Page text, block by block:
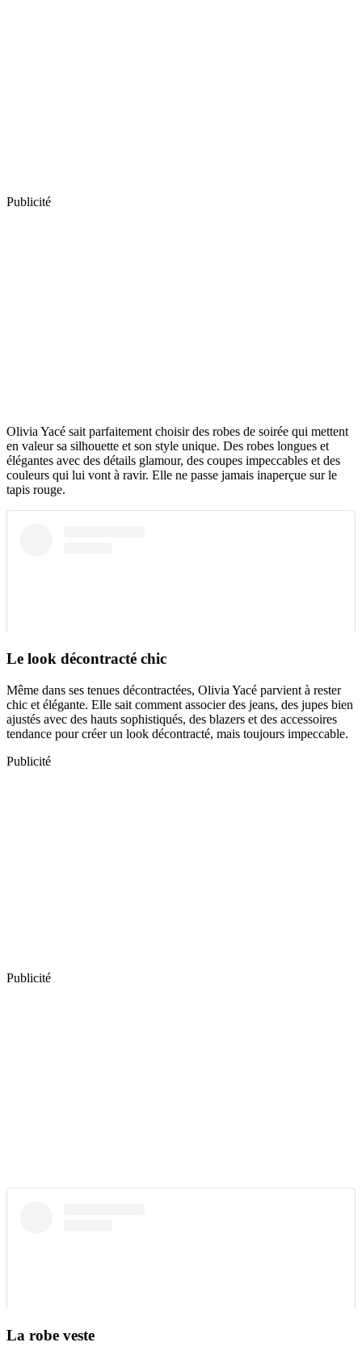
Publicité
Olivia Yacé sait parfaitement choisir des robes de soirée qui mettent
en valeur sa silhouette et son style unique. Des robes longues et
élégantes avec des détails glamour, des coupes impeccables et des
couleurs qui lui vont à ravir. Elle ne passe jamais inaperçue sur le
tapis rouge.
Le look décontracté chic
Même dans ses tenues décontractées, Olivia Yacé parvient à rester
chic et élégante. Elle sait comment associer des jeans, des jupes bien
ajustés avec des hauts sophistiqués, des blazers et des accessoires
tendance pour créer un look décontracté, mais toujours impeccable.
Publicité
Publicité
La robe veste